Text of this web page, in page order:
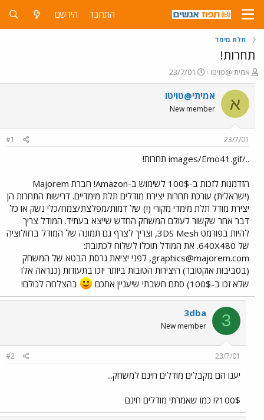
התחבר הירשם
תלת מימד
תחרות!
פ
ו
ת
ח
ה
ש
אמיתי@טויטו
פ
ו
ר
ם
ר
23/7/01
א אמיתי@טויטו
New member
23/7/01
#1
../images/Emo41.gif תחרות!
הזדמנות לזכות ב-100$ לשימוש ב-Amazon! חברת Majorem
(ישראלית) עורכת תחרות יצירת מודלים תלת מימדיים. דרישות התחרות הן
יצירת מודל תלת מימדי מקורי (!) של דמות/מפלצת/צמח/כלי נשק או כל
דבר אחר שקשור לעולם המשחק החדש שייצא בעתיד. המודל צריך
להיות בפורמט 3DS Mesh, וצריך לצרף גם תמונה של המודל ברזולוציה
של 640X480. את המודל תוכלו לשלוח לכתובת:
graphics@majorem.com, לפני יציאת גרסת הבטא של המשחק
(בסביבות אוקטובר) היצירות הטובות ביותר יזכו בתעודות (כנראה אלו
שלא זכו ב-100$) סתם חשבתי שיעניין אתכם
בהצלחה לכולם!
3
3dba
New member
23/7/01
#2
יענו הם מקבלים מודלים חינם למשחק...
100$?! כמו שאמרתי מודלים חינם